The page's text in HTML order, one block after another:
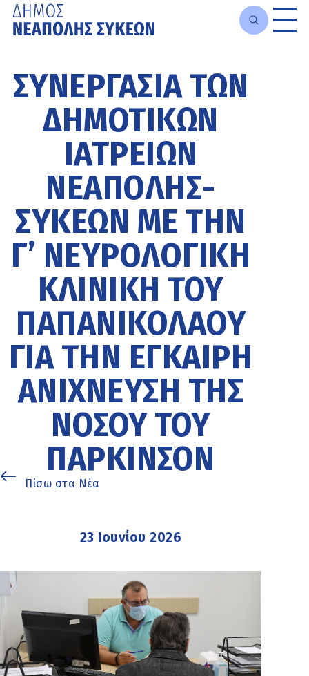
κυρίως
περιεχόμενο
ΣΥΝΕΡΓΑΣΊΑ ΤΩΝ
ΔΗΜΟΤΙΚΏΝ
ΙΑΤΡΕΊΩΝ
ΝΕΆΠΟΛΗΣ-
ΣΥΚΕΏΝ ΜΕ ΤΗΝ
Γ’ ΝΕΥΡΟΛΟΓΙΚΉ
ΚΛΙΝΙΚΉ ΤΟΥ
ΠΑΠΑΝΙΚΟΛΆΟΥ
ΓΙΑ ΤΗΝ ΈΓΚΑΙΡΗ
ΑΝΊΧΝΕΥΣΗ ΤΗΣ
ΝΌΣΟΥ ΤΟΥ
ΠΆΡΚΙΝΣΟΝ
Πίσω στα Νέα
23 Ιουνίου 2026